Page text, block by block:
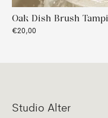
Oak Dish Brush
€20,00
Studio Alter